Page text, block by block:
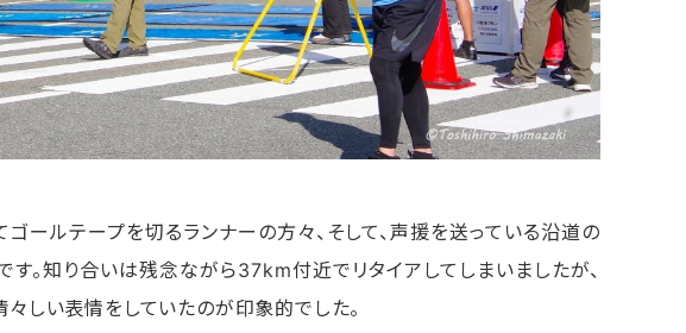
ールテープを切るランナーの方々、そして、声援を送っている沿道の
す。知り合いは残念ながら37km付近でリタイアしてしまいましたが、
しい表情をしていたのが印象的でした。